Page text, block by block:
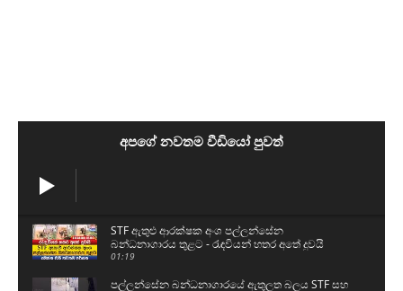
අපගේ නවතම වීඩියෝ පුවත්
STF ඇතුළු ආරක්ෂක අංශ පල්ලන්සේන
බන්ධනාගාරය තුළට - රැඳවියන් හතර අතේ දුවයි
01:19
පල්ලන්සේන බන්ධනාගාරයේ ඇතුලත බලය STF සහ